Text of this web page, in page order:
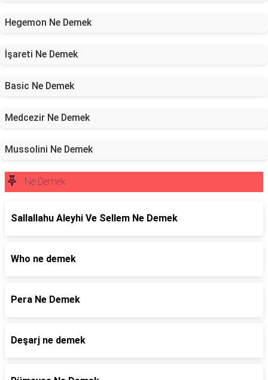
Hegemon Ne Demek
İşareti Ne Demek
Basic Ne Demek
Medcezir Ne Demek
Mussolini Ne Demek
Ne Demek
Sallallahu Aleyhi Ve Sellem Ne Demek
Who ne demek
Pera Ne Demek
Deşarj ne demek